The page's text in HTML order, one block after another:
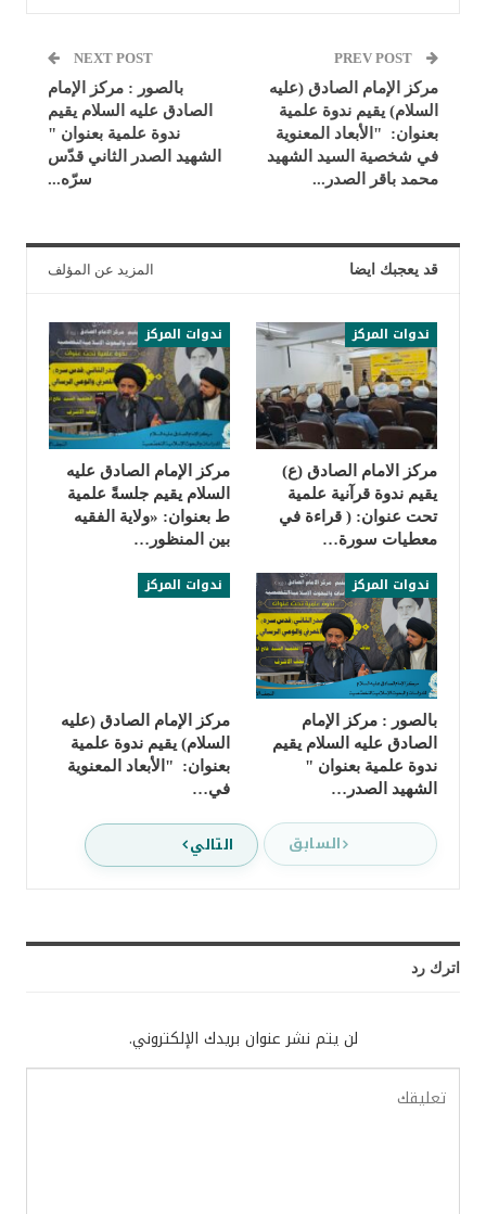
مركز الإمام الصادق (عليه
السلام) يقيم ندوة علمية
بعنوان: "الأبعاد المعنوية
في شخصية السيد الشهيد
محمد باقر الصدر...
NEXT POST
بالصور : مركز الإمام
الصادق عليه السلام يقيم
ندوة علمية بعنوان "
الشهيد الصدر الثاني قدّس
سرّه...
قد يعجبك ايضا المزيد عن المؤلف
ندوات المركز
مركز الامام الصادق (ع)
يقيم ندوة قرآنية علمية
تحت عنوان: ( قراءة في
معطيات سورة…
ندوات المركز
مركز الإمام الصادق عليه
السلام يقيم جلسةً علمية
ط بعنوان: «ولاية الفقيه
بين المنظور…
ندوات المركز
بالصور : مركز الإمام
الصادق عليه السلام يقيم
ندوة علمية بعنوان "
الشهيد الصدر…
ندوات المركز
مركز الإمام الصادق (عليه
السلام) يقيم ندوة علمية
بعنوان: "الأبعاد المعنوية
في…
السابق التالي
اترك رد
لن يتم نشر عنوان بريدك الإلكتروني.